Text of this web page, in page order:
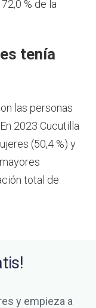
% de la
tenía
las personas
En 2023 Cucutilla
(50,4 %) y
total de
y empieza a